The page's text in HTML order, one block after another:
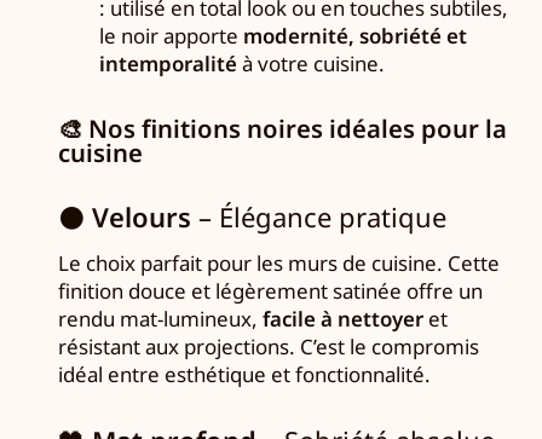
: utilisé en total look ou en touches subtiles,
le noir apporte modernité, sobriété et
intemporalité à votre cuisine.
🎨 Nos finitions noires idéales pour la
cuisine
⚫ Velours – Élégance pratique
Le choix parfait pour les murs de cuisine. Cette
finition douce et légèrement satinée offre un
rendu mat-lumineux, facile à nettoyer et
résistant aux projections. C’est le compromis
idéal entre esthétique et fonctionnalité.